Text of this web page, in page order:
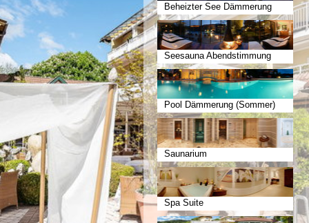
Beheizter See Dämmerung
(Herbst)
Seesauna Abendstimmung
Frühling
Pool Dämmerung (Sommer)
Saunarium
Spa Suite